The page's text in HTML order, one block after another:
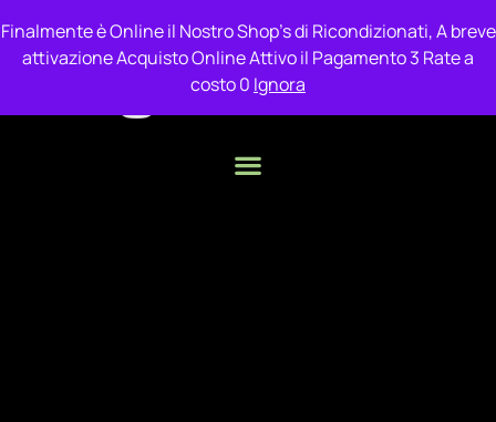
Finalmente è Online il Nostro Shop's di Ricondizionati, A breve
attivazione Acquisto Online Attivo il Pagamento 3 Rate a
costo 0 Ignora